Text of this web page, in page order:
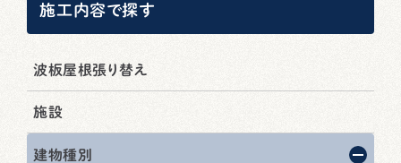
施工内容で探す
波板屋根張り替え
施設
建物種別